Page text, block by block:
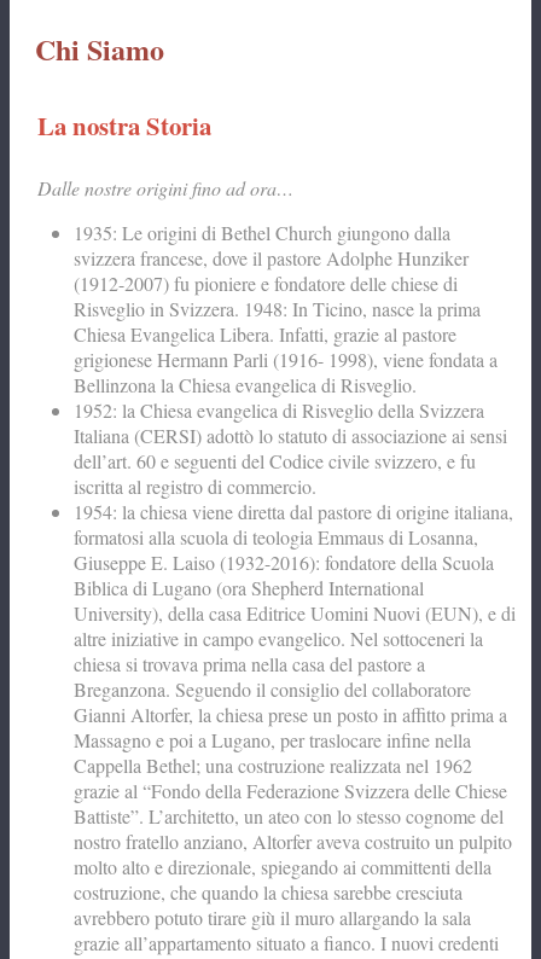
Chi Siamo
La nostra Storia
Dalle nostre origini fino ad ora…
1935: Le origini di Bethel Church giungono dalla
svizzera francese, dove il pastore Adolphe Hunziker
(1912-2007) fu pioniere e fondatore delle chiese di
Risveglio in Svizzera. 1948: In Ticino, nasce la prima
Chiesa Evangelica Libera. Infatti, grazie al pastore
grigionese Hermann Parli (1916- 1998), viene fondata a
Bellinzona la Chiesa evangelica di Risveglio.
1952: la Chiesa evangelica di Risveglio della Svizzera
Italiana (CERSI) adottò lo statuto di associazione ai sensi
dell’art. 60 e seguenti del Codice civile svizzero, e fu
iscritta al registro di commercio.
1954: la chiesa viene diretta dal pastore di origine italiana,
formatosi alla scuola di teologia Emmaus di Losanna,
Giuseppe E. Laiso (1932-2016): fondatore della Scuola
Biblica di Lugano (ora Shepherd International
University), della casa Editrice Uomini Nuovi (EUN), e di
altre iniziative in campo evangelico. Nel sottoceneri la
chiesa si trovava prima nella casa del pastore a
Breganzona. Seguendo il consiglio del collaboratore
Gianni Altorfer, la chiesa prese un posto in affitto prima a
Massagno e poi a Lugano, per traslocare infine nella
Cappella Bethel; una costruzione realizzata nel 1962
grazie al “Fondo della Federazione Svizzera delle Chiese
Battiste”. L’architetto, un ateo con lo stesso cognome del
nostro fratello anziano, Altorfer aveva costruito un pulpito
molto alto e direzionale, spiegando ai committenti della
costruzione, che quando la chiesa sarebbe cresciuta
avrebbero potuto tirare giù il muro allargando la sala
grazie all’appartamento situato a fianco. I nuovi credenti